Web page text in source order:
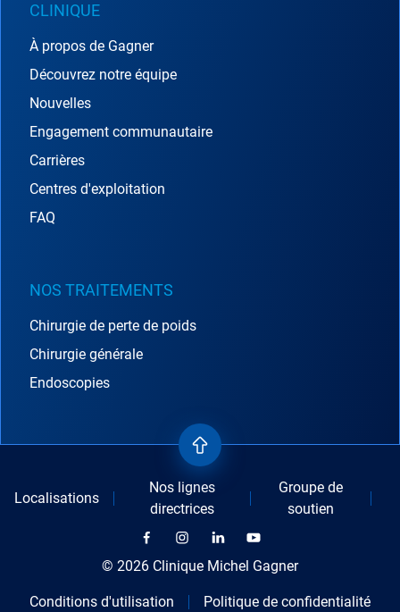
CLINIQUE
À propos de Gagner
Découvrez notre équipe
Nouvelles
Engagement communautaire
Carrières
Centres d'exploitation
FAQ
NOS TRAITEMENTS
Chirurgie de perte de poids
Chirurgie générale
Endoscopies
© 2026 Clinique Michel Gagner
Conditions d'utilisation Politique de confidentialité
Localisations
Nos lignes
directrices
Groupe de
soutien